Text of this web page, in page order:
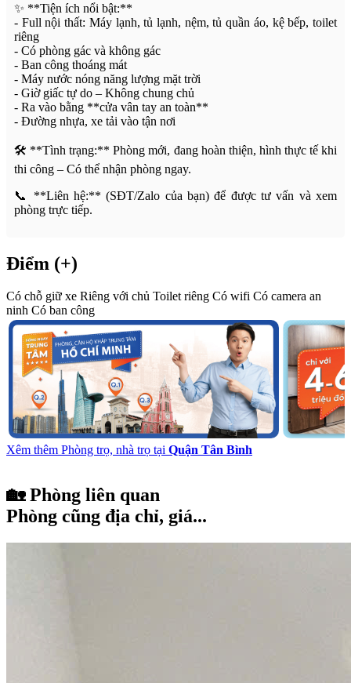
✨ **Tiện ích nổi bật:**
- Full nội thất: Máy lạnh, tủ lạnh, nệm, tủ quần áo, kệ bếp, toilet
riêng
- Có phòng gác và không gác
- Ban công thoáng mát
- Máy nước nóng năng lượng mặt trời
- Giờ giấc tự do – Không chung chủ
- Ra vào bằng **cửa vân tay an toàn**
- Đường nhựa, xe tải vào tận nơi
🛠️ **Tình trạng:** Phòng mới, đang hoàn thiện, hình thực tế khi
thi công – Có thể nhận phòng ngay.
📞 **Liên hệ:** (SĐT/Zalo của bạn) để được tư vấn và xem
phòng trực tiếp.
Điểm (+)
Có chỗ giữ xe Riêng với chủ Toilet riêng Có wifi Có camera an
ninh Có ban công
Xêm thêm Phòng trọ, nhà trọ tại Quận Tân Bình
🏡 Phòng liên quan
Phòng cũng địa chỉ, giá...